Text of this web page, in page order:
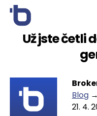
Už jste četli
Blog →
21. 4.